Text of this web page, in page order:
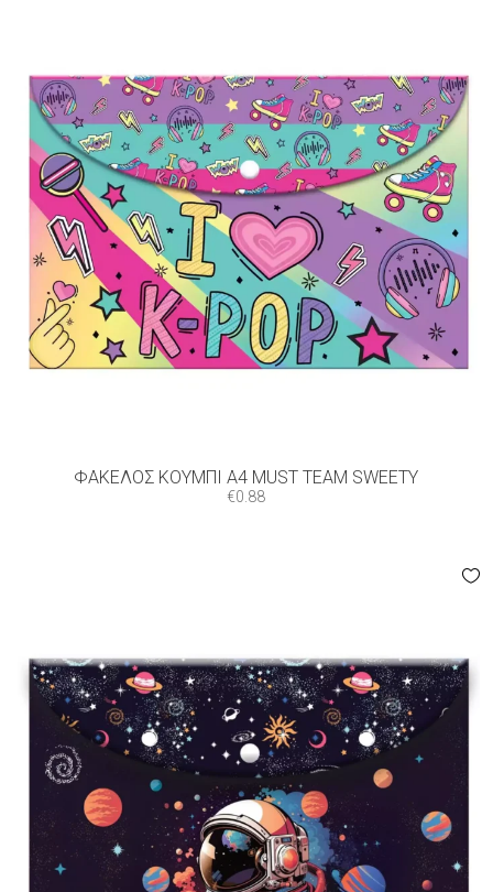
ΦΆΚΕΛΟΣ ΚΟΥΜΠΊ Α4 MUST TEAM SWEETY
€0.88